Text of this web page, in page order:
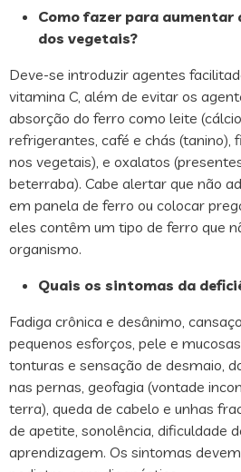
Como fazer para aumentar
dos vegetais?
Deve-se introduzir agentes
vitamina C, além de evitar os
absorção do ferro como leite
refrigerantes, café e chás (tanino),
nos vegetais), e oxalatos
beterraba). Cabe alertar que não
em panela de ferro ou colocar
eles contêm um tipo de ferro que
organismo.
Quais os sintomas da
Fadiga crônica e desânimo,
pequenos esforços, pele e
tonturas e sensação de desmaio,
nas pernas, geofagia (vontade
terra), queda de cabelo e unhas
de apetite, sonolência, dificuldade
aprendizagem. Os sintomas